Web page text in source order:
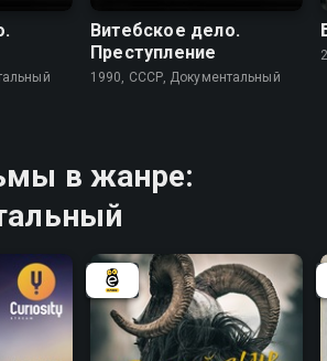
Витебское дело.
Преступление
1990, СССР, Документальный
в жанре: